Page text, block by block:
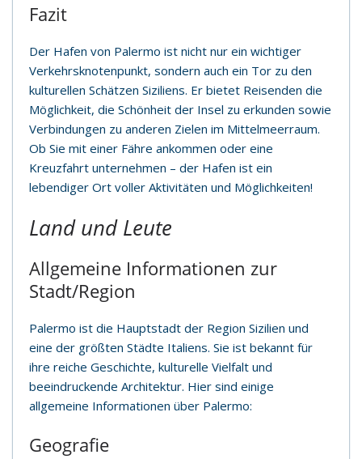
Fazit
Der Hafen von Palermo ist nicht nur ein wichtiger
Verkehrsknotenpunkt, sondern auch ein Tor zu den
kulturellen Schätzen Siziliens. Er bietet Reisenden die
Möglichkeit, die Schönheit der Insel zu erkunden sowie
Verbindungen zu anderen Zielen im Mittelmeerraum.
Ob Sie mit einer Fähre ankommen oder eine
Kreuzfahrt unternehmen – der Hafen ist ein
lebendiger Ort voller Aktivitäten und Möglichkeiten!
Land und Leute
Allgemeine Informationen zur
Stadt/Region
Palermo ist die Hauptstadt der Region Sizilien und
eine der größten Städte Italiens. Sie ist bekannt für
ihre reiche Geschichte, kulturelle Vielfalt und
beeindruckende Architektur. Hier sind einige
allgemeine Informationen über Palermo:
Geografie